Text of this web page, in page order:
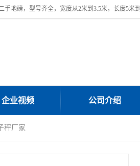
企业视频 公司介绍
秤厂家